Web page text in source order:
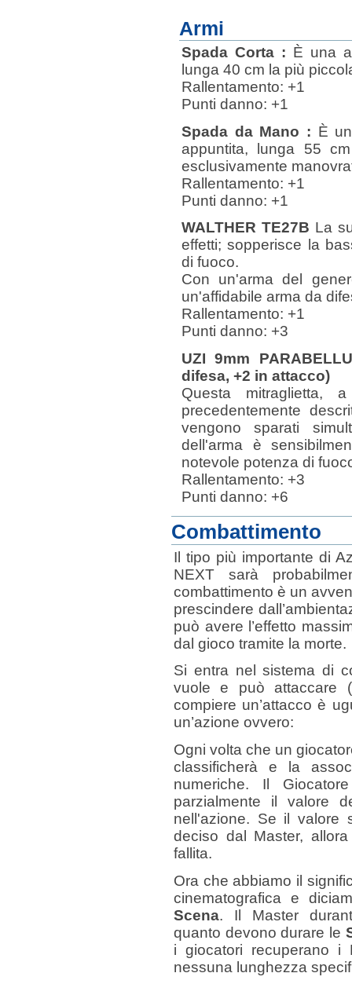
Armi
Spada Corta : È una
lunga 40 cm la più
Rallentamento: +1
Punti danno: +1
Spada da Mano : È
appuntita, lunga 55
esclusivamente
Rallentamento: +1
Punti danno: +1
WALTHER TE27B La
effetti; sopperisce la
di fuoco.
Con un'arma del
un'affidabile arma da
Rallentamento: +1
Punti danno: +3
UZI 9mm
difesa, +2 in attacco)
Questa mitraglietta,
precedentemente
vengono sparati
dell'arma è
notevole potenza di
Rallentamento: +3
Punti danno: +6
Combattimento
Il tipo più importante di
NEXT sarà
combattimento è un
prescindere
può avere l’effetto
dal gioco tramite la morte.
Si entra nel sistema di
vuole e può attaccare
compiere un’attacco è
un’azione ovvero:
Ogni volta che un
classificherà e la
numeriche. Il
parzialmente il valore
nell'azione. Se il valore
deciso dal Master,
fallita.
Ora che abbiamo il
cinematografica e
Scena. Il Master
quanto devono durare le
i giocatori recuperano i
nessuna lunghezza